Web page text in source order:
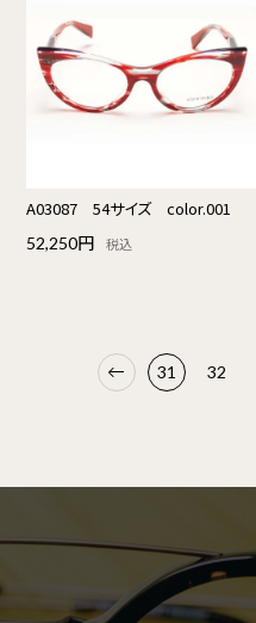
A03087 54サイズ color.001
52,250円 税込
31 32